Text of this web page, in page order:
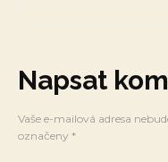
Napsat
Vaše e-mailová adresa
označeny *